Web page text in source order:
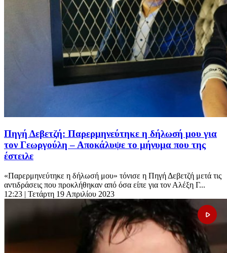
Πηγή Δεβετζή: Παρερμηνεύτηκε η δήλωσή μου για
τον Γεωργούλη – Αποκάλυψε το μήνυμα που της
έστειλε
«Παρερμηνεύτηκε η δήλωσή μου» τόνισε η Πηγή Δεβετζή μετά τις
αντιδράσεις που προκλήθηκαν από όσα είπε για τον Αλέξη Γ...
12:23 | Τετάρτη 19 Απριλίου 2023